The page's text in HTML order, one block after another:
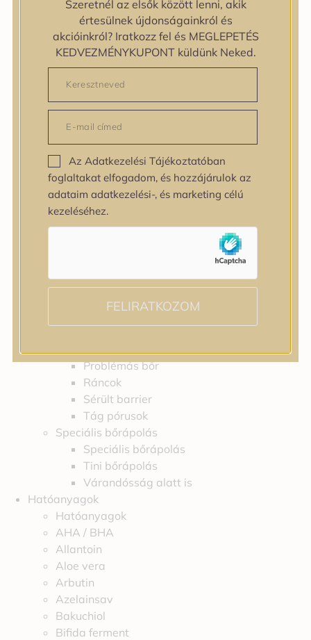
zipiderm
Bőrállapot
Bőrállapot
Bőrtípus
Bőrtípus
Kombinált
Száraz
Zsíros
Bőrprobléma
Bőrprobléma
Bőrpír
Dehidratált bőr
Érzékeny bőr
Fakóság
Problémás bőr
Ráncok
Sérült barrier
Tág pórusok
Speciális bőrápolás
Speciális bőrápolás
Tini bőrápolás
Várandósság alatt is
Hatóanyagok
Hatóanyagok
AHA / BHA
Allantoin
Aloe vera
Arbutin
Azelainsav
Bakuchiol
Bifida ferment
Szeretnél az elsők között lenni, akik
értesülnek újdonságainkról és
akcióinkról? Iratkozz fel és MEGLEPETÉS
KEDVEZMÉNYKUPONT küldünk Neked.
Az Adatkezelési Tájékoztatóban
foglaltakat elfogadom, és hozzájárulok az
adataim adatkezelési-, és marketing célú
kezeléséhez.
FELIRATKOZOM